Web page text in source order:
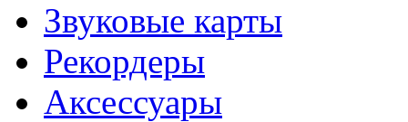
Звуковые карты
Рекордеры
Аксессуары